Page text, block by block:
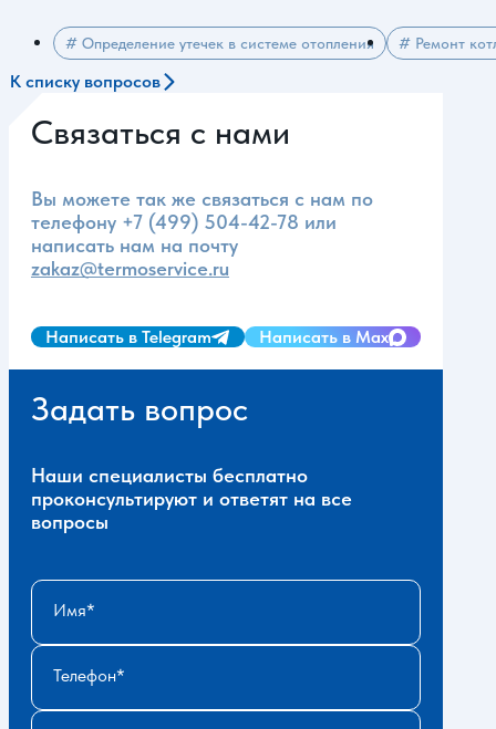
# Определение утечек в системе отопления # Ремонт
К списку вопросов
Связаться с нами
Вы можете так же связаться с нам по
телефону +7 (499) 504-42-78 или
написать нам на почту
zakaz@termoservice.ru
Написать в Telegram Написать в Max
Задать вопрос
Наши специалисты бесплатно
проконсультируют и ответят на все
вопросы
Имя
Телефон